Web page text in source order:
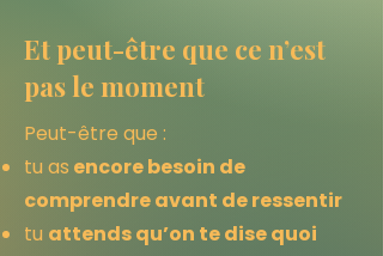
Et peut-être que ce n’est
pas le moment
Peut-être que :
tu as encore besoin de
comprendre avant de ressentir
tu attends qu’on te dise quoi